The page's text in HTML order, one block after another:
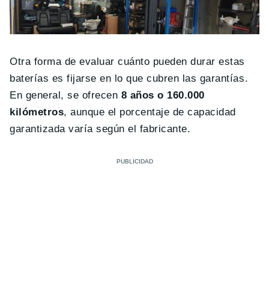
Otra forma de evaluar cuánto pueden durar estas
baterías es fijarse en lo que cubren las garantías.
En general, se ofrecen 8 años o 160.000
kilómetros, aunque el porcentaje de capacidad
garantizada varía según el fabricante.